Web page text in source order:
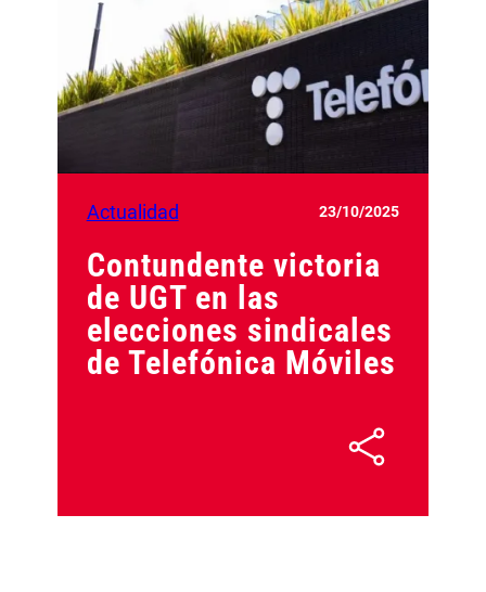
Actualidad 23/10/2025
Contundente victoria
de UGT en las
elecciones sindicales
de Telefónica Móviles